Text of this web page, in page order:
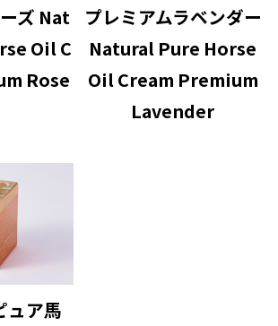
ズ Nat
Oil C
Rose
プレミアムラベンダー
Natural Pure Horse
Oil Cream Premium
Lavender
ュア馬